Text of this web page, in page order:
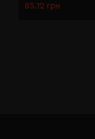
85.12 грн